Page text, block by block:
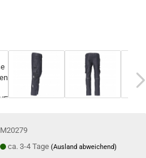
M20279
ca. 3-4 Tage(Ausland abweichend)